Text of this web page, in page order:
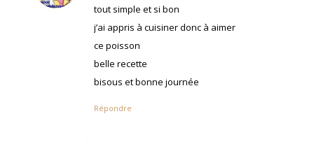
:
tout simple et si bon
j’ai appris à cuisiner donc à aimer
ce poisson
belle recette
bisous et bonne journée
Répondre